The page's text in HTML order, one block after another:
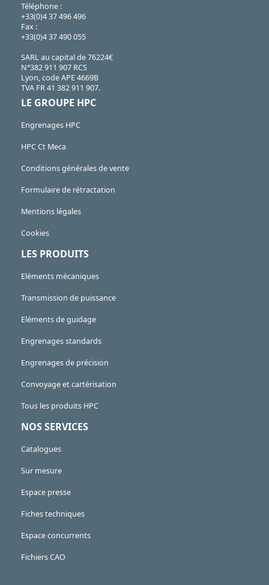
Téléphone :
+33(0)4 37 496 496
Fax :
+33(0)4 37 490 055
SARL au capital de 76224€
N°382 911 907 RCS
Lyon, code APE 4669B
TVA FR 41 382 911 907.
LE GROUPE HPC
Engrenages HPC
HPC Ct Meca
Conditions générales de vente
Formulaire de rétractation
Mentions légales
Cookies
LES PRODUITS
Eléments mécaniques
Transmission de puissance
Eléments de guidage
Engrenages standards
Engrenages de précision
Convoyage et cartérisation
Tous les produits HPC
NOS SERVICES
Catalogues
Sur mesure
Espace presse
Fiches techniques
Espace concurrents
Fichiers CAO